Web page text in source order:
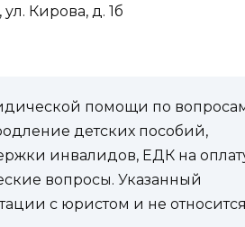
Кирова, д. 1б
помощи по
детских пособий,
инвалидов, ЕДК на
вопросы. Указанный
с юристом и не относится